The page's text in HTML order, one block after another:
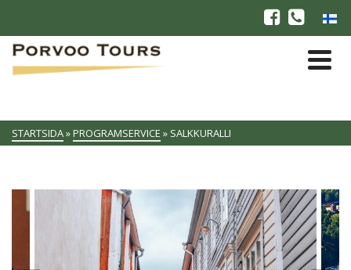
STARTSIDA»PROGRAMSERVICE » SALKKURALLI